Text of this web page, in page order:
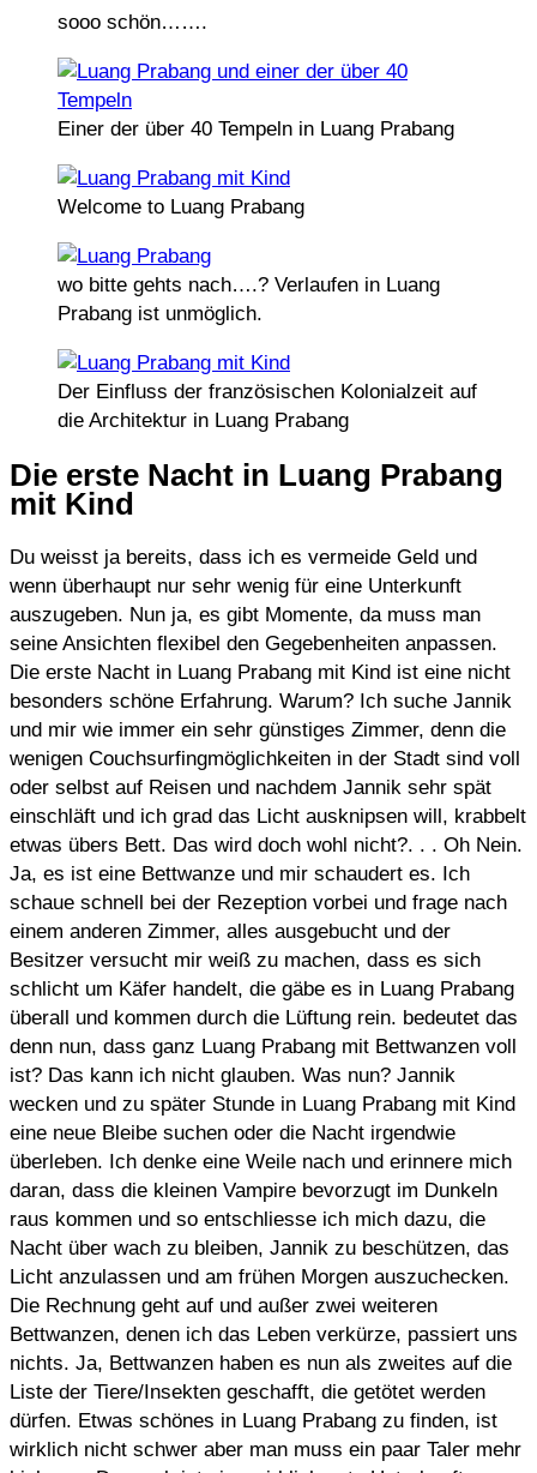
sooo schön…….
Einer der über 40 Tempeln in Luang Prabang
Welcome to Luang Prabang
wo bitte gehts nach….? Verlaufen in Luang
Prabang ist unmöglich.
Der Einfluss der französischen Kolonialzeit auf
die Architektur in Luang Prabang
Die erste Nacht in Luang Prabang
mit Kind
Du weisst ja bereits, dass ich es vermeide Geld und
wenn überhaupt nur sehr wenig für eine Unterkunft
auszugeben. Nun ja, es gibt Momente, da muss man
seine Ansichten flexibel den Gegebenheiten anpassen.
Die erste Nacht in Luang Prabang mit Kind ist eine nicht
besonders schöne Erfahrung. Warum? Ich suche Jannik
und mir wie immer ein sehr günstiges Zimmer, denn die
wenigen Couchsurfingmöglichkeiten in der Stadt sind voll
oder selbst auf Reisen und nachdem Jannik sehr spät
einschläft und ich grad das Licht ausknipsen will, krabbelt
etwas übers Bett. Das wird doch wohl nicht?. . . Oh Nein.
Ja, es ist eine Bettwanze und mir schaudert es. Ich
schaue schnell bei der Rezeption vorbei und frage nach
einem anderen Zimmer, alles ausgebucht und der
Besitzer versucht mir weiß zu machen, dass es sich
schlicht um Käfer handelt, die gäbe es in Luang Prabang
überall und kommen durch die Lüftung rein. bedeutet das
denn nun, dass ganz Luang Prabang mit Bettwanzen voll
ist? Das kann ich nicht glauben. Was nun? Jannik
wecken und zu später Stunde in Luang Prabang mit Kind
eine neue Bleibe suchen oder die Nacht irgendwie
überleben. Ich denke eine Weile nach und erinnere mich
daran, dass die kleinen Vampire bevorzugt im Dunkeln
raus kommen und so entschliesse ich mich dazu, die
Nacht über wach zu bleiben, Jannik zu beschützen, das
Licht anzulassen und am frühen Morgen auszuchecken.
Die Rechnung geht auf und außer zwei weiteren
Bettwanzen, denen ich das Leben verkürze, passiert uns
nichts. Ja, Bettwanzen haben es nun als zweites auf die
Liste der Tiere/Insekten geschafft, die getötet werden
dürfen. Etwas schönes in Luang Prabang zu finden, ist
wirklich nicht schwer aber man muss ein paar Taler mehr